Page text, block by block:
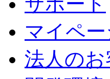
マイペー
法人のお